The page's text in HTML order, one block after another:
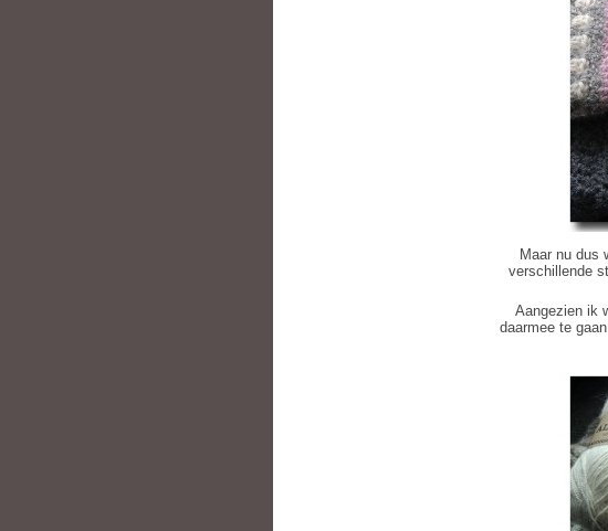
Maar nu dus
verschillende
Aangezien ik
daarmee te